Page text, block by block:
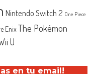
Nintendo Switch 2 One Piece
EnixThe Pokémon
U
en tu email!